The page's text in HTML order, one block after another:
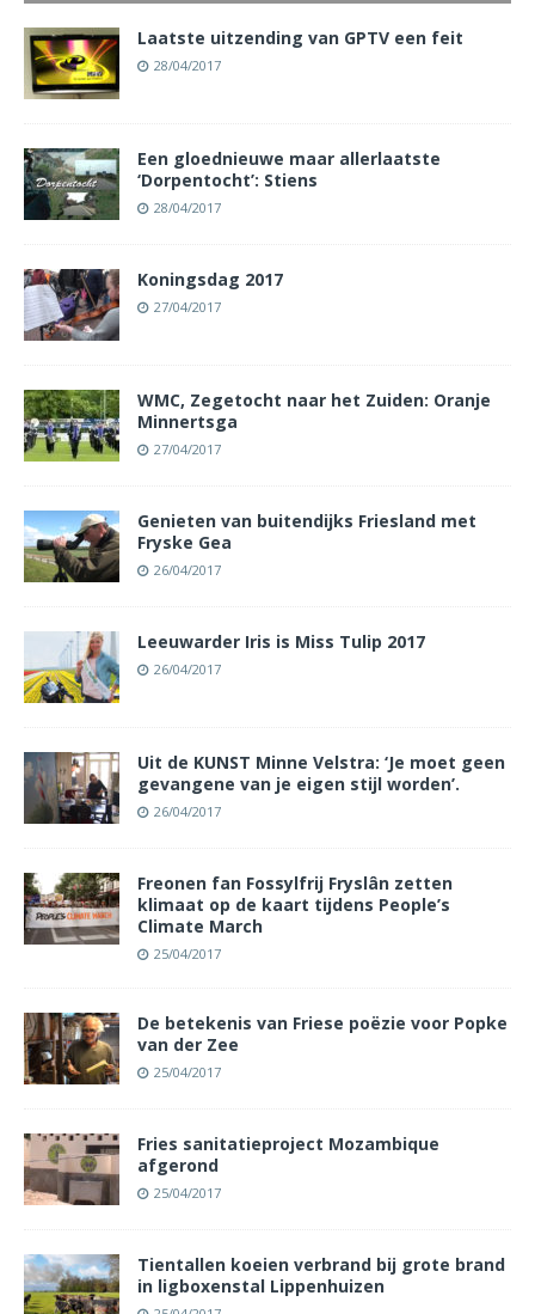
Laatste uitzending van GPTV een feit
28/04/2017
Een gloednieuwe maar allerlaatste
‘Dorpentocht’: Stiens
28/04/2017
Koningsdag 2017
27/04/2017
WMC, Zegetocht naar het Zuiden: Oranje
Minnertsga
27/04/2017
Genieten van buitendijks Friesland met
Fryske Gea
26/04/2017
Leeuwarder Iris is Miss Tulip 2017
26/04/2017
Uit de KUNST Minne Velstra: ‘Je moet geen
gevangene van je eigen stijl worden’.
26/04/2017
Freonen fan Fossylfrij Fryslân zetten
klimaat op de kaart tijdens People’s
Climate March
25/04/2017
De betekenis van Friese poëzie voor Popke
van der Zee
25/04/2017
Fries sanitatieproject Mozambique
afgerond
25/04/2017
Tientallen koeien verbrand bij grote brand
in ligboxenstal Lippenhuizen